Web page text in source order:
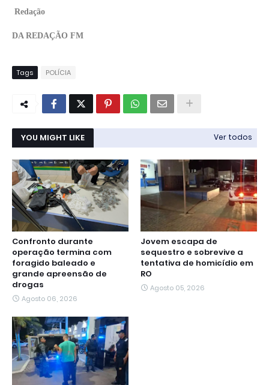
Redação
DA REDAÇÃO FM
Tags POLÍCIA
YOU MIGHT LIKE Ver todos
Confronto durante
operação termina com
foragido baleado e
grande apreensão de
drogas
Agosto 06, 2026
Jovem escapa de
sequestro e sobrevive a
tentativa de homicídio em
RO
Agosto 05, 2026